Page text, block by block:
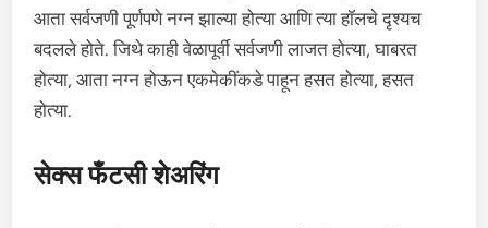
आता सर्वजणी पूर्णपणे नग्न झाल्या होत्या आणि त्या हॉलचे दृश्यच
बदलले होते. जिथे काही वेळापूर्वी सर्वजणी लाजत होत्या, घाबरत
होत्या, आता नग्न होऊन एकमेकींकडे पाहून हसत होत्या, हसत
होत्या.
सेक्स फँटसी शेअरिंग